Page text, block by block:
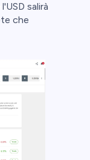
salirà
che